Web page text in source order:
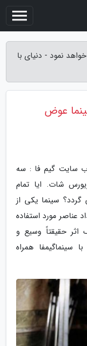
نمود - دنیای با
عوض
سایت گیم فا : سه
شات. ایا تمام
سینما یکی از
عناصر مورد استفاده
اثر حقیقتاً وسیع و
سینماگیمفا همراه